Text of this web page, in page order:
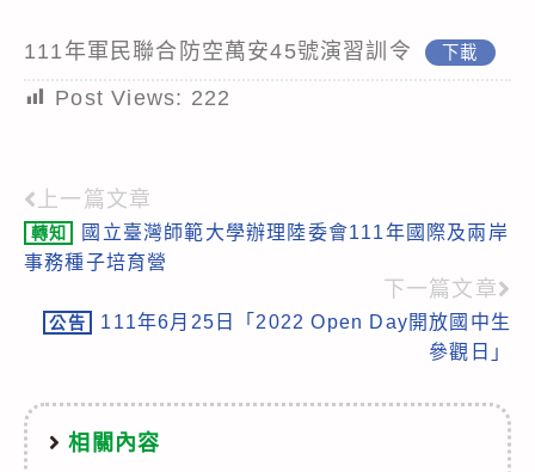
111年軍民聯合防空萬安45號演習訓令 下載
Post Views: 222
Read
more
上一篇文章
轉知
國立臺灣師範大學辦理陸委會111年國際及兩岸
事務種子培育營
下一篇文章
公告
111年6月25日「2022 Open Day開放國中生
參觀日」
相關內容